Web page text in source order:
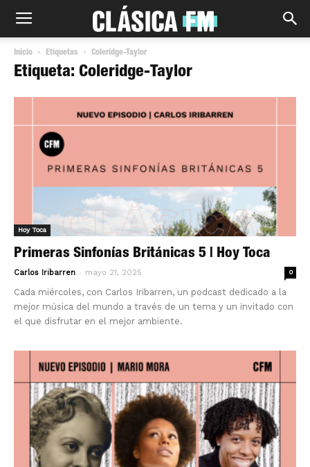
Inicio Etiquetas Coleridge-Taylor
Etiqueta: Coleridge-Taylor
Hoy Toca
Primeras Sinfonías Británicas 5 | Hoy Toca
Carlos Iribarren - mayo 21, 2025 0
Cada miércoles, con Carlos Iribarren, un podcast dedicado a la
mejor música del mundo a través de un tema y un invitado con
el que disfrutar en el mejor ambiente.